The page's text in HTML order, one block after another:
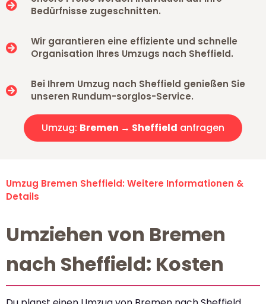
Bedürfnisse zugeschnitten.
Wir garantieren eine effiziente und schnelle
Organisation Ihres Umzugs nach Sheffield.
Bei Ihrem Umzug nach Sheffield genießen Sie
unseren Rundum-sorglos-Service.
Umzug: Bremen → Sheffield anfragen
Umzug Bremen Sheffield: Weitere Informationen &
Details
Umziehen von Bremen
nach Sheffield: Kosten